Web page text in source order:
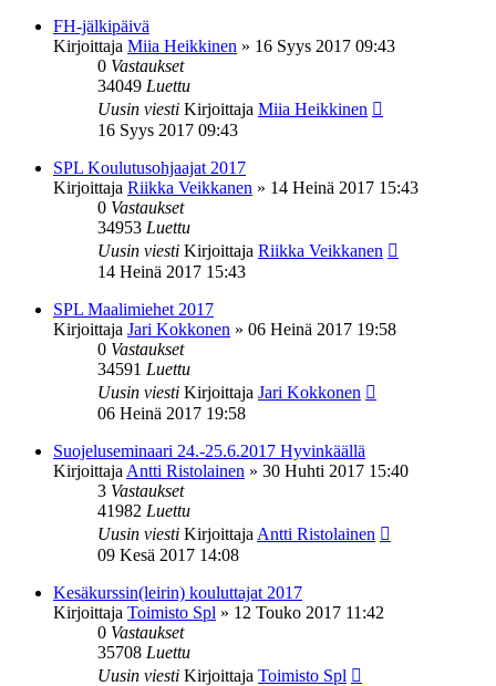
FH-jälkipäivä
Kirjoittaja Miia Heikkinen » 16 Syys 2017 09:43
0 Vastaukset
34049 Luettu
Uusin viesti Kirjoittaja Miia Heikkinen
16 Syys 2017 09:43
SPL Koulutusohjaajat 2017
Kirjoittaja Riikka Veikkanen » 14 Heinä 2017 15:43
0 Vastaukset
34953 Luettu
Uusin viesti Kirjoittaja Riikka Veikkanen
14 Heinä 2017 15:43
SPL Maalimiehet 2017
Kirjoittaja Jari Kokkonen » 06 Heinä 2017 19:58
0 Vastaukset
34591 Luettu
Uusin viesti Kirjoittaja Jari Kokkonen
06 Heinä 2017 19:58
Suojeluseminaari 24.-25.6.2017 Hyvinkäällä
Kirjoittaja Antti Ristolainen » 30 Huhti 2017 15:40
3 Vastaukset
41982 Luettu
Uusin viesti Kirjoittaja Antti Ristolainen
09 Kesä 2017 14:08
Kesäkurssin(leirin) kouluttajat 2017
Kirjoittaja Toimisto Spl » 12 Touko 2017 11:42
0 Vastaukset
35708 Luettu
Uusin viesti Kirjoittaja Toimisto Spl